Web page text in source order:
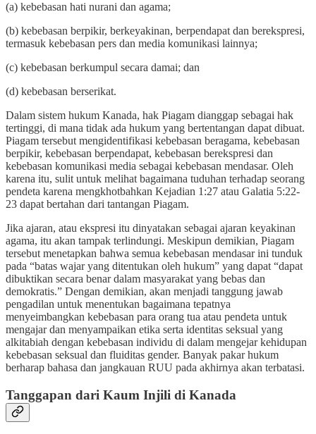
(a) kebebasan hati nurani dan agama;
(b) kebebasan berpikir, berkeyakinan, berpendapat dan berekspresi,
termasuk kebebasan pers dan media komunikasi lainnya;
(c) kebebasan berkumpul secara damai; dan
(d) kebebasan berserikat.
Dalam sistem hukum Kanada, hak Piagam dianggap sebagai hak
tertinggi, di mana tidak ada hukum yang bertentangan dapat dibuat.
Piagam tersebut mengidentifikasi kebebasan beragama, kebebasan
berpikir, kebebasan berpendapat, kebebasan berekspresi dan
kebebasan komunikasi media sebagai kebebasan mendasar. Oleh
karena itu, sulit untuk melihat bagaimana tuduhan terhadap seorang
pendeta karena mengkhotbahkan Kejadian 1:27 atau Galatia 5:22-
23 dapat bertahan dari tantangan Piagam.
Jika ajaran, atau ekspresi itu dinyatakan sebagai ajaran keyakinan
agama, itu akan tampak terlindungi. Meskipun demikian, Piagam
tersebut menetapkan bahwa semua kebebasan mendasar ini tunduk
pada “batas wajar yang ditentukan oleh hukum” yang dapat “dapat
dibuktikan secara benar dalam masyarakat yang bebas dan
demokratis.” Dengan demikian, akan menjadi tanggung jawab
pengadilan untuk menentukan bagaimana tepatnya
menyeimbangkan kebebasan para orang tua atau pendeta untuk
mengajar dan menyampaikan etika serta identitas seksual yang
alkitabiah dengan kebebasan individu di dalam mengejar kehidupan
kebebasan seksual dan fluiditas gender. Banyak pakar hukum
berharap bahasa dan jangkauan RUU pada akhirnya akan terbatasi.
Tanggapan dari Kaum Injili di Kanada